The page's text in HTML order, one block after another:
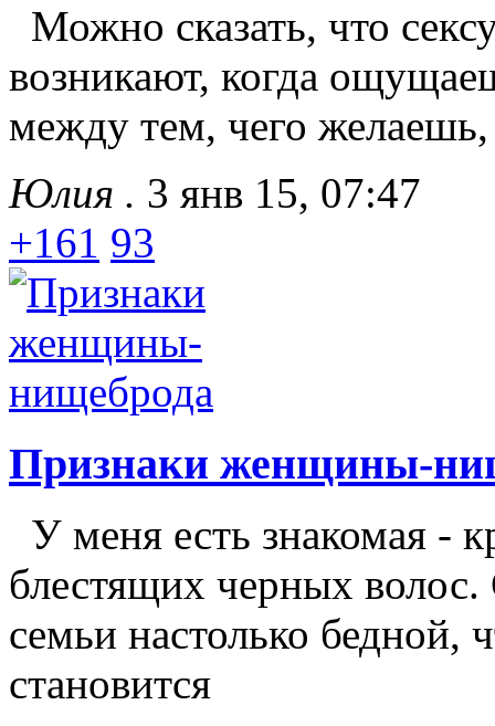
Можно сказать, что
возникают, когда
между тем, чего
Юлия . 3 янв 15, 07:47
+161 93
Признаки женщины-
У меня есть знакомая -
блестящих черных
семьи настолько бедной,
становится